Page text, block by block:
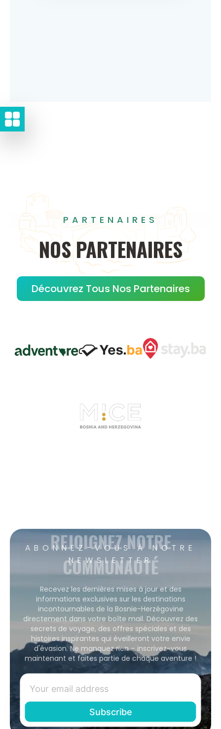
PARTENAIRES
NOS PARTENAIRES
Découvrez Tous Nos Partenaires
ABONNEZ-VOUS À NOTRE
NEWSLETTER
REJOIGNEZ NOTRE
COMMUNAUTÉ
Recevez les dernières mises à jour et des
informations exclusives sur les destinations
incontournables de la Bosnie-Herzégovine
directement dans votre boîte mail. Découvrez des
secrets de voyage, des offres spéciales et des
histoires inspirantes qui éveilleront votre envie
d'évasion. Ne manquez rien – inscrivez-vous
maintenant et faites partie de chaque aventure !